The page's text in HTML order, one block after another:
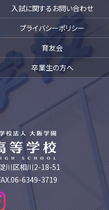
入試に関するお問い合わせ
プライバシーポリシー
育友会
卒業生の方へ
川区相川2-18-51
6349-3719